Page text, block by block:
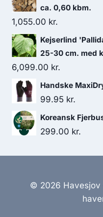
pris
59.95
ca. 0,60 kbm.
1,055.00 kr.
Kejserlind
25-30 cm. med
6,099.00 kr.
Handske
99.95 kr.
Koreansk
299.00 kr.
© 2026 Havesjov